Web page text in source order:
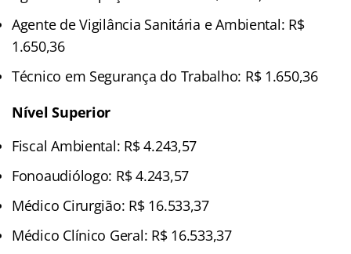
Agente de Vigilância Sanitária e Ambiental: R$
1.650,36
Técnico em Segurança do Trabalho: R$ 1.650,36
Nível Superior
Fiscal Ambiental: R$ 4.243,57
Fonoaudiólogo: R$ 4.243,57
Médico Cirurgião: R$ 16.533,37
Médico Clínico Geral: R$ 16.533,37